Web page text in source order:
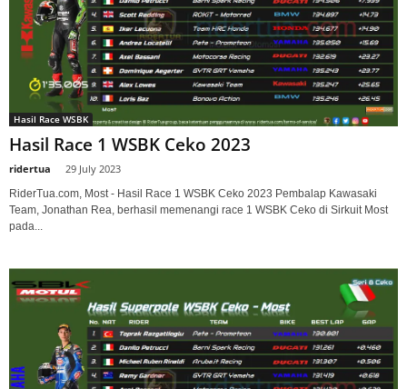
Hasil Race WSBK
Hasil Race 1 WSBK Ceko 2023
ridertua 29 July 2023
RiderTua.com, Most - Hasil Race 1 WSBK Ceko 2023 Pembalap Kawasaki
Team, Jonathan Rea, berhasil memenangi race 1 WSBK Ceko di Sirkuit Most
pada...